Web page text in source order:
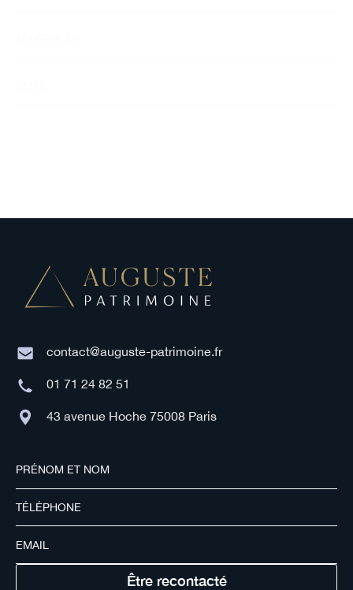
contact@auguste-patrimoine.fr
01 71 24 82 51
43 avenue Hoche 75008 Paris